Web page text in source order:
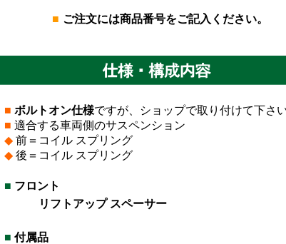
■ ご注文には商品番号をご記入ください。
ボルトオン仕様ですが、ショップで取り付けて下さい
適合する車両側のサスペンション
◆ 前＝コイル スプリング
後＝コイル スプリング
■ フロント
トアップ スペーサー
■ 付属品